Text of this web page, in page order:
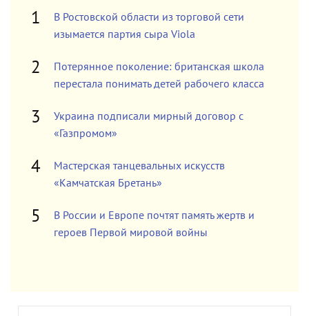
В Ростовской области из торговой сети
изымается партия сыра Viola
Потерянное поколение: британская школа
перестала понимать детей рабочего класса
Украина подписали мирный договор с
«Газпромом»
Мастерская танцевальных искусств
«Камчатская Бретань»
В России и Европе почтят память жертв и
героев Первой мировой войны